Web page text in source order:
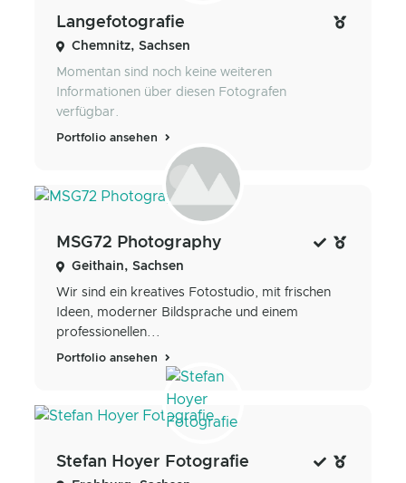
Langefotografie
Chemnitz, Sachsen
Momentan sind noch keine weiteren
Informationen über diesen Fotografen
verfügbar.
Portfolio ansehen
MSG72 Photography
Geithain, Sachsen
Wir sind ein kreatives Fotostudio, mit frischen
Ideen, moderner Bildsprache und einem
professionellen...
Portfolio ansehen
Stefan Hoyer Fotografie